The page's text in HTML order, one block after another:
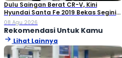
Dulu Saingan Berat CR-V, Kini
Hyundai Santa Fe 2019 Bekas Segini
Harganya
08 Agu 2026
Rekomendasi Untuk Kamu
Lihat Lainnya